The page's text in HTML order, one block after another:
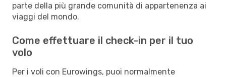
parte della più grande comunità di appartenenza ai
viaggi del mondo.
Come effettuare il check-in per il tuo
volo
Per i voli con Eurowings, puoi normalmente